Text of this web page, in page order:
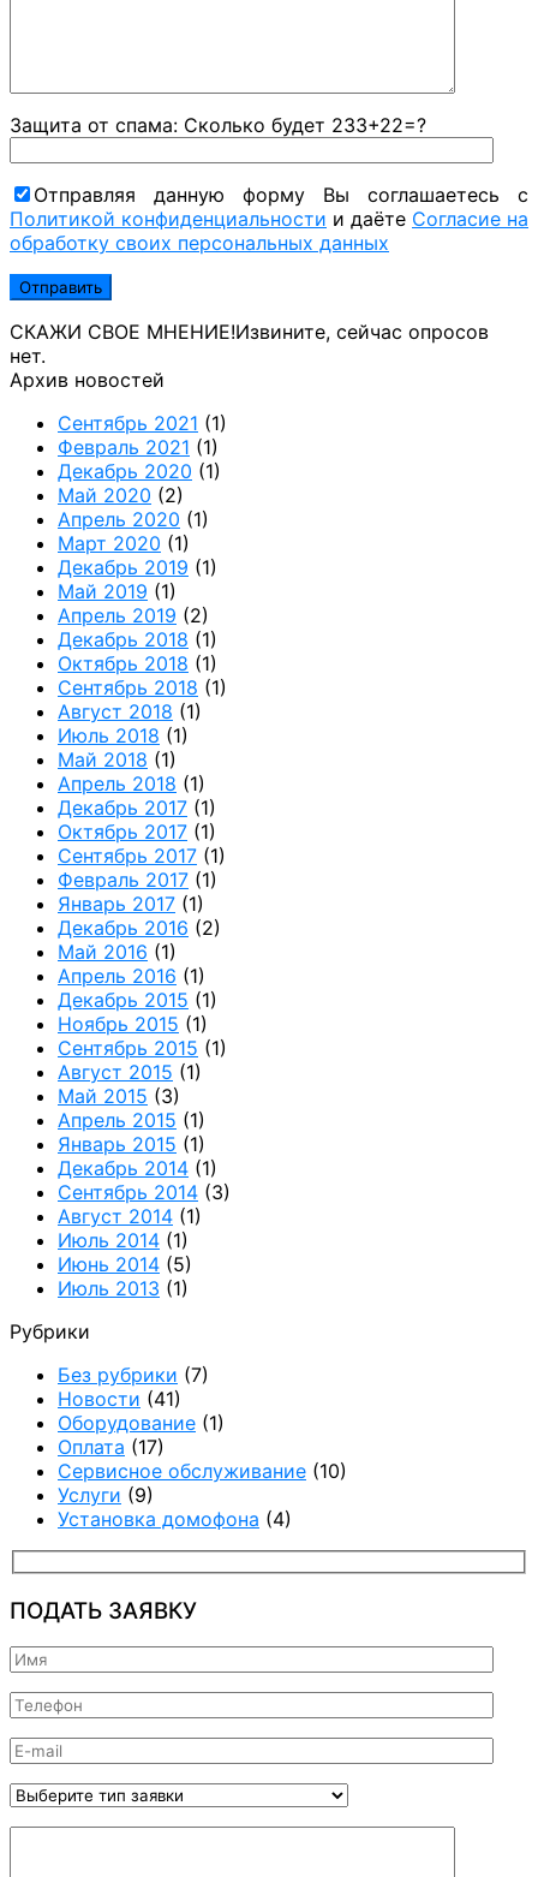
Защита от спама: Сколько будет 233+22=?
Отправляя данную форму Вы соглашаетесь с
Политикой конфиденциальности и даёте Согласие на
обработку своих персональных данных
СКАЖИ СВОЕ МНЕНИЕ!Извините, сейчас опросов
нет.
Архив новостей
Сентябрь 2021 (1)
Февраль 2021 (1)
Декабрь 2020 (1)
Май 2020 (2)
Апрель 2020 (1)
Март 2020 (1)
Декабрь 2019 (1)
Май 2019 (1)
Апрель 2019 (2)
Декабрь 2018 (1)
Октябрь 2018 (1)
Сентябрь 2018 (1)
Август 2018 (1)
Июль 2018 (1)
Май 2018 (1)
Апрель 2018 (1)
Декабрь 2017 (1)
Октябрь 2017 (1)
Сентябрь 2017 (1)
Февраль 2017 (1)
Январь 2017 (1)
Декабрь 2016 (2)
Май 2016 (1)
Апрель 2016 (1)
Декабрь 2015 (1)
Ноябрь 2015 (1)
Сентябрь 2015 (1)
Август 2015 (1)
Май 2015 (3)
Апрель 2015 (1)
Январь 2015 (1)
Декабрь 2014 (1)
Сентябрь 2014 (3)
Август 2014 (1)
Июль 2014 (1)
Июнь 2014 (5)
Июль 2013 (1)
Рубрики
Без рубрики (7)
Новости (41)
Оборудование (1)
Оплата (17)
Сервисное обслуживание (10)
Услуги (9)
Установка домофона (4)
ПОДАТЬ ЗАЯВКУ